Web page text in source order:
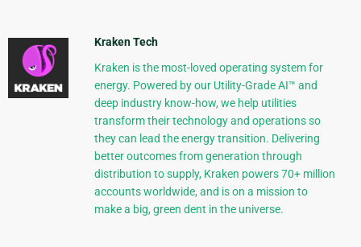
Kraken Tech
Kraken is the most-loved operating system for
energy. Powered by our Utility-Grade AI™ and
deep industry know-how, we help utilities
transform their technology and operations so
they can lead the energy transition. Delivering
better outcomes from generation through
distribution to supply, Kraken powers 70+ million
accounts worldwide, and is on a mission to
make a big, green dent in the universe.